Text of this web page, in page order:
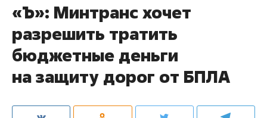
«Ъ»: Минтранс хочет
разрешить тратить
бюджетные деньги
на защиту дорог от БПЛА